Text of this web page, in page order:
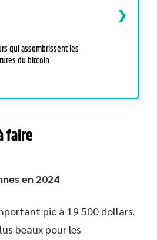
qui assombrissent les
du bitcoin
faire
en 2024
pic à 19 500 dollars.
beaux pour les